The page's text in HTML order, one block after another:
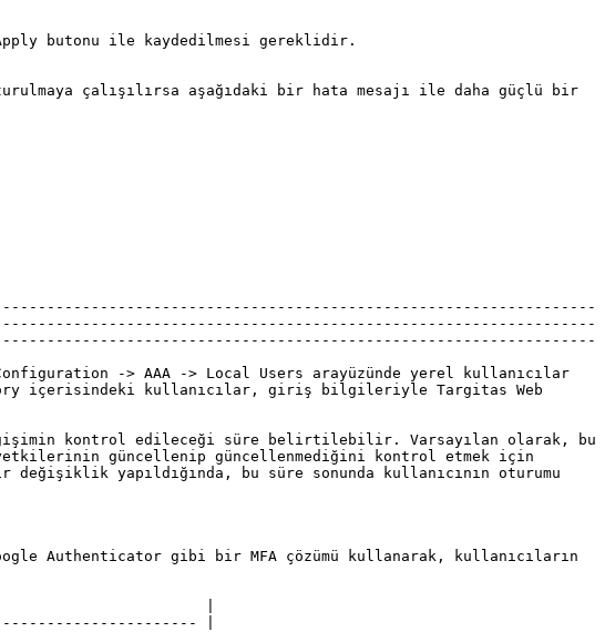
butonu ile kaydedilmesi gereklidir.
çalışılırsa aşağıdaki bir hata mesajı ile daha güçlü bir
-> AAA -> Local Users arayüzünde yerel kullanıcılar
içerisindeki kullanıcılar, giriş bilgileriyle Targitas Web
değişimin kontrol edileceği süre belirtilebilir. Varsayılan olarak, bu
yetkilerinin güncellenip güncellenmediğini kontrol etmek için
yapıldığında, bu süre sonunda kullanıcının oturumu
Authenticator gibi bir MFA çözümü kullanarak, kullanıcıların
|
|